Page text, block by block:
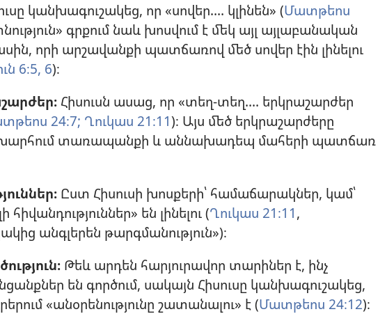
կանխագուշակեց, որ «սովեր.... կլինեն» (Մատթեոս
գրքում նաև խոսվում է մեկ այլ այլաբանական
որի արշավանքի պատճառով մեծ սովեր էին լինելու
6։5, 6)։
Հիսուսն ասաց, որ «տեղ-տեղ.... երկրաշարժեր
24։7; Ղուկաս 21։11)։ Այս մեծ երկրաշարժերը
տառապանքի և աննախադեպ մահերի պատճառ
Ըստ Հիսուսի խոսքերի՝ համաճարակներ, կամ՝
են լինելու (Ղուկաս 21։11,
անգլերեն թարգմանություն»)։
Թեև արդեն հարյուրավոր տարիներ է, ինչ
են գործում, սակայն Հիսուսը կանխագուշակեց,
«անօրենությունը շատանալու» է (Մատթեոս 24։12)։